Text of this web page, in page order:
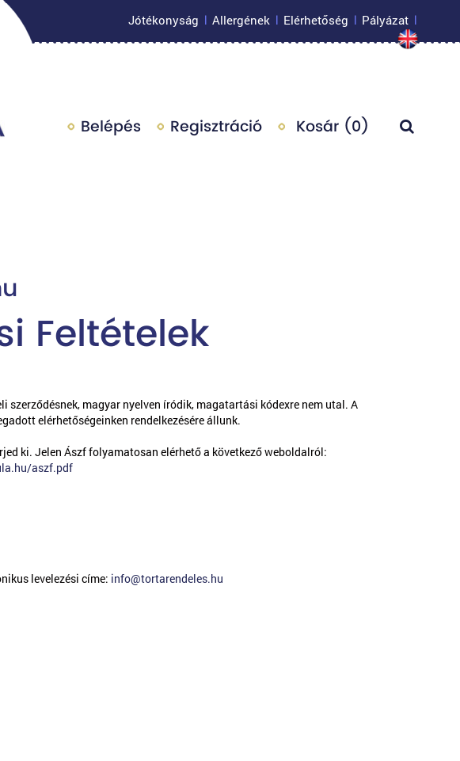
Jótékonyság | Allergének | Elérhetőség | Pályázat |
Belépés Regisztráció Kosár (0)
Feltételek
magyar nyelven íródik, magatartási kódexre nem utal. A
elérhetőségeinken rendelkezésére állunk.
ki. Jelen Ászf folyamatosan elérhető a következő weboldalról:
aszf.pdf
levelezési címe: info@tortarendeles.hu